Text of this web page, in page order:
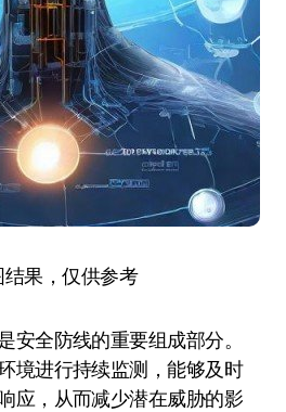
果，仅供参考
安全防线的重要组成部分。
境进行持续监测，能够及时
应，从而减少潜在威胁的影